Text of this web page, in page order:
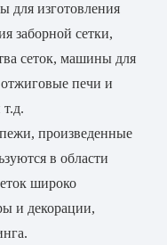
для изготовления
заборной сетки,
сеток, машины для
печи и
произведенные
в области
широко
и декорации,